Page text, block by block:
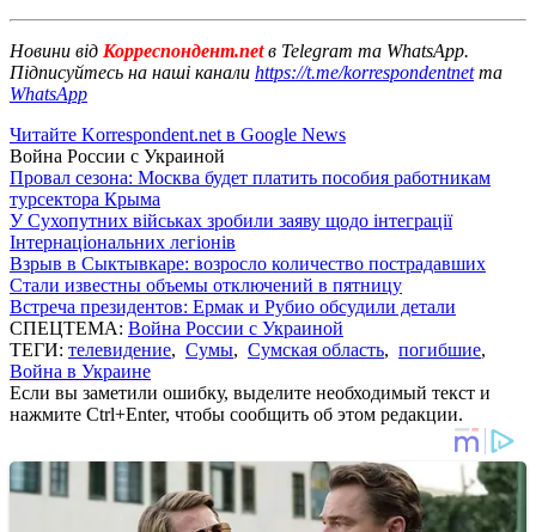
Новини від Корреспондент.netв Telegram та WhatsApp.
Підписуйтесь на наші канали https://t.me/korrespondentnetта
WhatsApp
Читайте Korrespondent.net в Google News
Война России с Украиной
Провал сезона: Москва будет платить пособия работникам
турсектора Крыма
У Сухопутних військах зробили заяву щодо інтеграції
Інтернаціональних легіонів
Взрыв в Сыктывкаре: возросло количество пострадавших
Стали известны объемы отключений в пятницу
Встреча президентов: Ермак и Рубио обсудили детали
СПЕЦТЕМА: Война России с Украиной
ТЕГИ: телевидение, Сумы, Сумская область, погибшие,
Война в Украине
Если вы заметили ошибку, выделите необходимый текст и
нажмите Ctrl+Enter, чтобы сообщить об этом редакции.